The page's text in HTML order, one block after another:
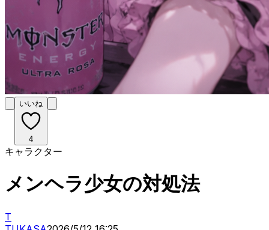
いいね
4
キャラクター
メンヘラ少女の対処法
T